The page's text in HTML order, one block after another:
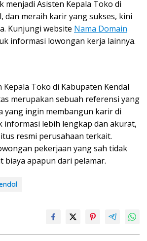
menjadi Asisten Kepala Toko di
dan meraih karir yang sukses, kini
Kunjungi website Nama Domain
informasi lowongan kerja lainnya.
Kepala Toko di Kabupaten Kendal
merupakan sebuah referensi yang
yang ingin membangun karir di
informasi lebih lengkap dan akurat,
resmi perusahaan terkait.
pekerjaan yang sah tidak
biaya apapun dari pelamar.